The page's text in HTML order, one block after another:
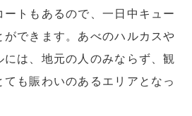
トもあるので、一日中キュー
ができます。あべのハルカスや
は、地元の人のみならず、観
も賑わいのあるエリアとなっ